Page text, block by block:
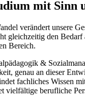
mit Sinn
verändert unsere
gleichzeitig den Bedarf
Bereich.
&
genau an dieser
fachliches Wissen
vielfältige berufliche